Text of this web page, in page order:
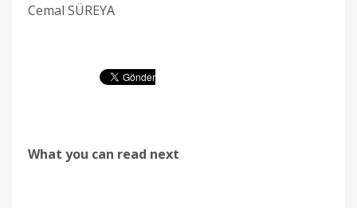
Cemal SÜREYA
What you can read next